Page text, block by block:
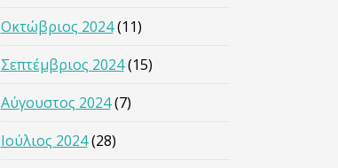
Οκτώβριος 2024(11)
Σεπτέμβριος 2024(15)
Αύγουστος 2024(7)
Ιούλιος 2024(28)